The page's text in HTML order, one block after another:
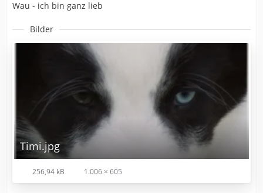
Wau - ich bin ganz lieb
Bilder
Timi.jpg
256,94 kB 1.006 × 605